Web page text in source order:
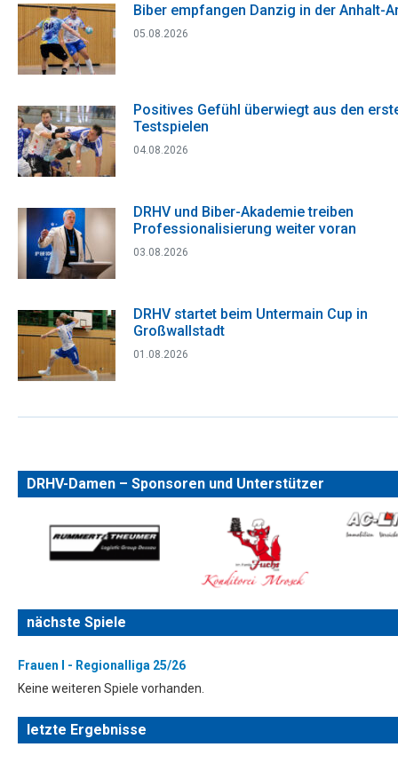
Biber empfangen Danzig in der Anhalt-
05.08.2026
Positives Gefühl überwiegt aus den
Testspielen
04.08.2026
DRHV und Biber-Akademie treiben
Professionalisierung weiter voran
03.08.2026
DRHV startet beim Untermain Cup in
Großwallstadt
01.08.2026
DRHV-Damen – Sponsoren und Unterstützer
nächste Spiele
Frauen I - Regionalliga 25/26
Keine weiteren Spiele vorhanden.
letzte Ergebnisse